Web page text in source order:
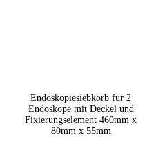
Endoskopiesiebkorb für 2
Endoskope mit Deckel und
Fixierungselement 460mm x
80mm x 55mm